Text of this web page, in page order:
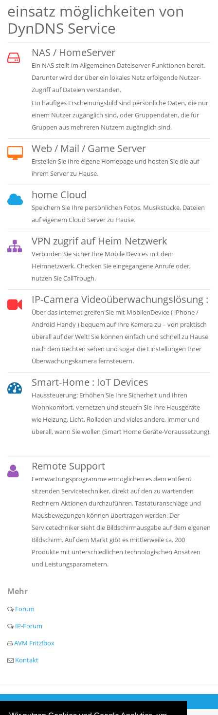
einsatz möglichkeiten von
DynDNS Service
NAS / HomeServer
Ein NAS stellt im Allgemeinen Dateiserver-Funktionen bereit.
Darunter wird der über ein lokales Netz erfolgende Nutzer-
Zugriff auf Dateien verstanden.
Ein häufiges Erscheinungsbild sind persönliche Daten, die nur
einem Nutzer zugänglich sind, oder Gruppendaten, die für
Gruppen aus mehreren Nutzern zugänglich sind.
Web / Mail / Game Server
Erstellen Sie Ihre eigene Homepage und hosten Sie die auf
ihrem Server zu Hause.
home Cloud
Speichern Sie Ihre persönlichen Fotos, Musikstücke, Dateien
auf eigenem Cloud Server zu Hause.
VPN zugrif auf Heim Netzwerk
Verbinden Sie sicher Ihre Mobile Devices mit dem
Heimnetzwerk. Checken Sie eingegangene Anrufe oder,
nutzen Sie CallTrough.
IP-Camera Videoüberwachungslösung :
Über das Internet greifen Sie mit MobilenDevice ( iPhone /
Android Handy ) bequem auf Ihre Kamera zu – von praktisch
überall auf der Welt! Sie können einfach und schnell zu Hause
nach dem Rechten sehen und sogar die Einstellungen Ihrer
Überwachungskamera fernsteuern.
Smart-Home : IoT Devices
Haussteuerung: Erhöhen Sie Ihre Sicherheit und Ihren
Wohnkomfort, vernetzen und steuern Sie Ihre Hausgeräte
wie Heizung, Licht, Rolladen und vieles andere, immer und
überall, wann Sie wollen (Smart Home Geräte-Voraussetzung).
Remote Support
Fernwartungsprogramme ermöglichen es dem entfernt
sitzenden Servicetechniker, direkt auf den zu wartenden
Rechnern Aktionen durchzuführen. Tastaturanschläge und
Mausbewegungen können übertragen werden. Der
Servicetechniker sieht die Bildschirmausgabe auf dem eigenen
Bildschirm. Auf dem Markt gibt es mittlerweile ca. 200
Produkte mit unterschiedlichen technologischen Ansätzen
und Leistungsparametern.
Mehr
Forum
IP-Forum
AVM Fritz!box
Kontakt